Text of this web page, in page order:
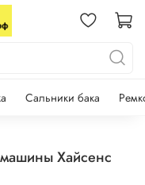
Сальники бака
Хайсенс